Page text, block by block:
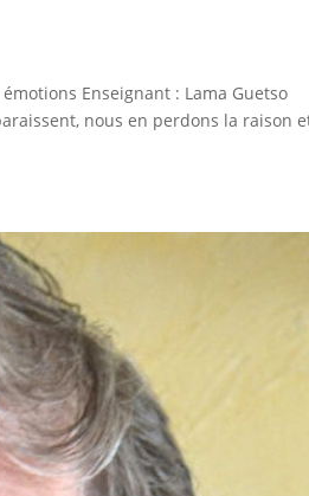
Enseignant : Lama Guetso
nous en perdons la raison